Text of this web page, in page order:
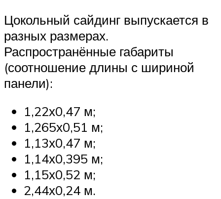
Цокольный сайдинг выпускается в
разных размерах.
Распространённые габариты
(соотношение длины с шириной
панели):
1,22х0,47 м;
1,265х0,51 м;
1,13х0,47 м;
1,14х0,395 м;
1,15х0,52 м;
2,44х0,24 м.